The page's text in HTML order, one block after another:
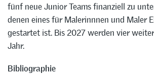
fünf neue Junior Teams finanziell zu
denen eines für Malerinnnen und Maler
gestartet ist. Bis 2027 werden vier
Jahr.
Bibliographie